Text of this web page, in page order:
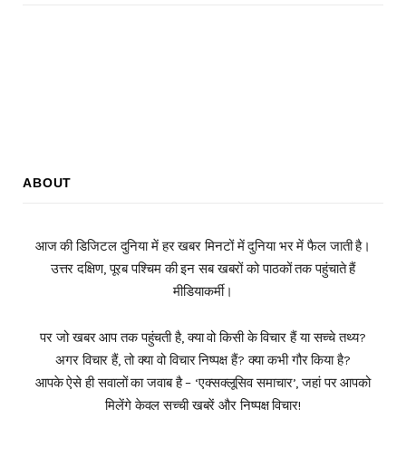
ABOUT
आज की डिजिटल दुनिया में हर खबर मिनटों में दुनिया भर में फैल जाती है।
उत्तर दक्षिण, पूरब पश्चिम की इन सब खबरों को पाठकों तक पहुंचाते हैं
मीडियाकर्मी।
पर जो खबर आप तक पहुंचती है, क्या वो किसी के विचार हैं या सच्चे तथ्य?
अगर विचार हैं, तो क्या वो विचार निष्पक्ष हैं? क्या कभी गौर किया है?
आपके ऐसे ही सवालों का जवाब है – ‘एक्सक्लूसिव समाचार’, जहां पर आपको
मिलेंगे केवल सच्ची खबरें और निष्पक्ष विचार!